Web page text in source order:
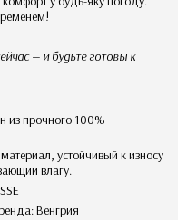
— и будьте готовы к
влагу.
Венгрия